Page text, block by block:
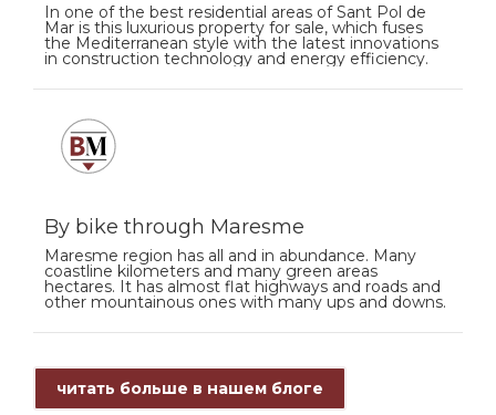
In one of the best residential areas of Sant Pol de
Mar is this luxurious property for sale, which fuses
the Mediterranean style with the latest innovations
in construction technology and energy efficiency.
By bike through Maresme
Maresme region has all and in abundance. Many
coastline kilometers and many green areas
hectares. It has almost flat highways and roads and
other mountainous ones with many ups and downs.
читать больше в нашем блоге